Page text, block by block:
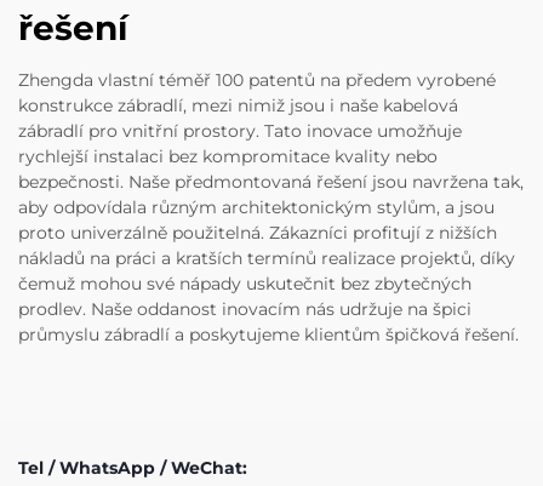
řešení
Zhengda vlastní téměř 100 patentů na předem vyrobené
konstrukce zábradlí, mezi nimiž jsou i naše kabelová
zábradlí pro vnitřní prostory. Tato inovace umožňuje
rychlejší instalaci bez kompromitace kvality nebo
bezpečnosti. Naše předmontovaná řešení jsou navržena tak,
aby odpovídala různým architektonickým stylům, a jsou
proto univerzálně použitelná. Zákazníci profitují z nižších
nákladů na práci a kratších termínů realizace projektů, díky
čemuž mohou své nápady uskutečnit bez zbytečných
prodlev. Naše oddanost inovacím nás udržuje na špici
průmyslu zábradlí a poskytujeme klientům špičková řešení.
Tel / WhatsApp / WeChat: